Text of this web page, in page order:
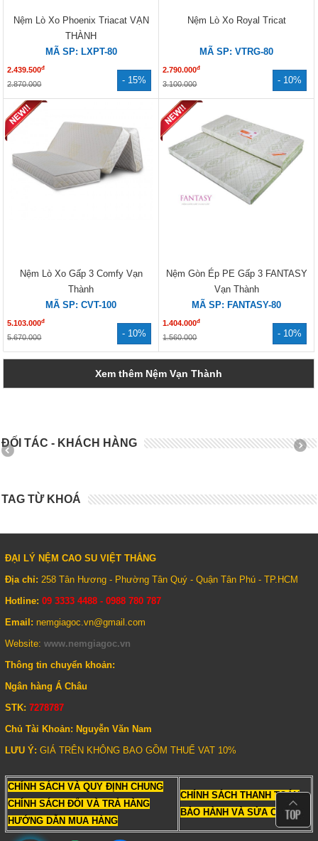
- 15%
Nệm Lò Xo Phoenix Triacat VẠN
THÀNH
MÃ SP: LXPT-80
2.439.500đ
2.870.000 - 10%
Nệm Lò Xo Royal Tricat
MÃ SP: VTRG-80
2.790.000đ
3.100.000
- 10%
Nệm Lò Xo Gấp 3 Comfy Vạn
Thành
MÃ SP: CVT-100
5.103.000đ
5.670.000 - 10%
Nệm Gòn Ép PE Gấp 3 FANTASY
Vạn Thành
MÃ SP: FANTASY-80
1.404.000đ
1.560.000
Xem thêm Nệm Vạn Thành
ĐỐI TÁC - KHÁCH HÀNG
TAG TỪ KHOÁ
ĐẠI LÝ NỆM CAO SU VIỆT THẮNG
Địa chỉ: 258 Tân Hương - Phường Tân Quý - Quận Tân Phú - TP.HCM
Hotline: 09 3333 4488 - 0988 780 787
Email: nemgiagoc.vn@gmail.com
Website: www.nemgiagoc.vn
Thông tin chuyển khoản:
Ngân hàng Á Châu
STK: 7278787
Chủ Tài Khoản: Nguyễn Văn Nam
LƯU Ý: GIÁ TRÊN KHÔNG BAO GỒM THUẾ VAT 10%
CHÍNH SÁCH VÀ QUY ĐỊNH CHUNG
CHÍNH SÁCH ĐỔI VÀ TRẢ HÀNG
HƯỚNG DẪN MUA HÀNG
CHÍNH SÁCH THANH TOÁN
BẢO HÀNH VÀ SỬA CHỮA